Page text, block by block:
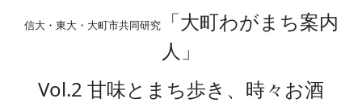
信大・東大・大町市共同研究「大町わがまち案内
人」
Vol.2 甘味とまち歩き、時々お酒